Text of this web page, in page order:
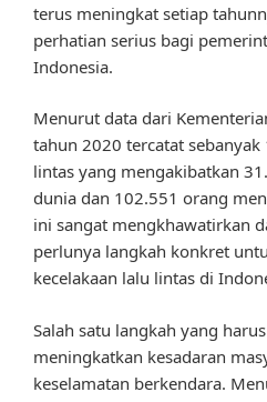
terus meningkat setiap
perhatian serius bagi
Indonesia.
Menurut data dari
tahun 2020 tercatat
lintas yang mengakibatkan
dunia dan 102.551 orang
ini sangat mengkhawatirkan
perlunya langkah konkret
kecelakaan lalu lintas di
Salah satu langkah yang
meningkatkan kesadaran
keselamatan berkendara.